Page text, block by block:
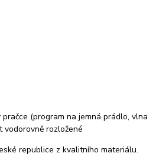
(program na jemná prádlo, vlna
vodorovně rozložené
republice z kvalitního materiálu.